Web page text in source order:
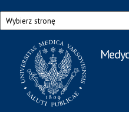
Przejdź do treści
Rzecznik Prasowy
Warszawskiego Uniwersytetu